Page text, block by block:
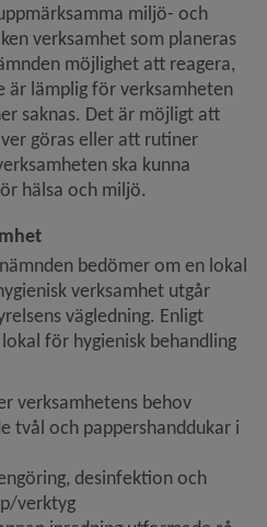
miljö- och
verksamhet som planeras
möjlighet att reagera,
lämplig för verksamheten
saknas. Det är möjligt att
göras eller att rutiner
ska kunna
hälsa och miljö.
bedömer om en lokal
verksamhet utgår
vägledning. Enligt
för hygienisk behandling
verksamhetens behov
tvål och pappershanddukar i
desinfektion och
verktyg